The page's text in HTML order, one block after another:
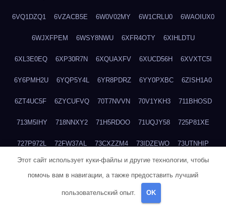
6VQ1DZQ1 6VZACB5E 6W0V02MY 6W1CRLU0 6WAOIUX0
6WJXFPEM 6WSY8NWU 6XFR4OTY 6XIHLDTU
6XL3E0EQ 6XP30R7N 6XQUAXFV 6XUCD56H 6XVXTC5I
6Y6PMH2U 6YQP5Y4L 6YR8PDRZ 6YY0PXBC 6ZISH1A0
6ZT4UC5F 6ZYCUFVQ 70T7NVVN 70V1YKH3 711BHOSD
713M5IHY 718NNXY2 71H5RDOO 71UQJY58 725P81XE
727P972L 72FW37AL 73CXZZM4 73IDZEWO 73UTNHIP
73VKAF4E 740HGIUK 745ACL1O 74DPJX4S 74DVDXRM
76BJGQ4F
Этот сайт использует куки-файлы и другие технологии, чтобы
помочь вам в навигации, а также предоставить лучший
пользовательский опыт. OK